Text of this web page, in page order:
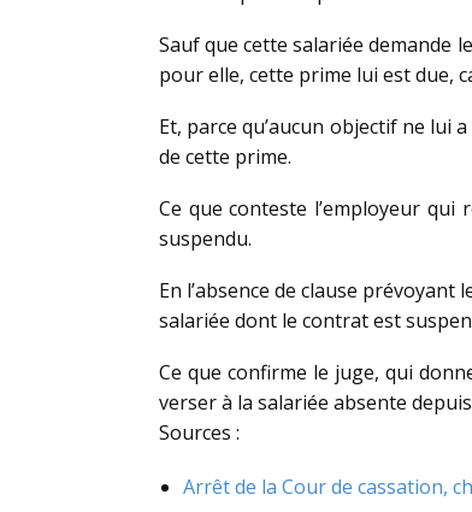
Sauf que cette salariée demande
pour elle, cette prime lui est due,
Et, parce qu’aucun objectif ne lui
de cette prime.
Ce que conteste l’employeur
suspendu.
En l’absence de clause
salariée dont le contrat est
Ce que confirme le juge, qui
verser à la salariée absente
Sources :
Arrêt de la Cour de cassation,